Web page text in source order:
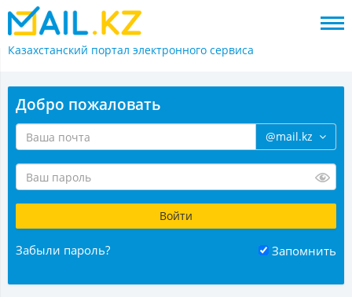
Казахстанский портал электронного сервиса
Добро пожаловать
@mail.kz
Забыли пароль? Запомнить